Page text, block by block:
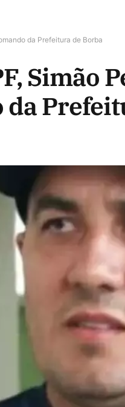
da Prefeitura de Borba
Simão